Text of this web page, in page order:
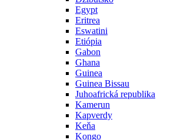
Egypt
Eritrea
Eswatini
Etiópia
Gabon
Ghana
Guinea
Guinea Bissau
Juhoafrická republika
Kamerun
Kapverdy
Keňa
Kongo